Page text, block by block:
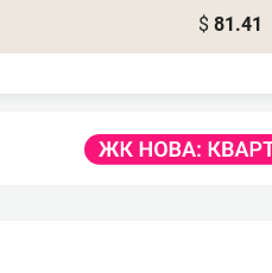
$ 81.41